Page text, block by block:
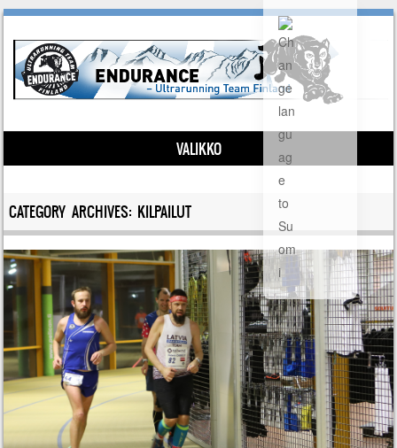
VALIKKO
CATEGORY ARCHIVES: KILPAILUT